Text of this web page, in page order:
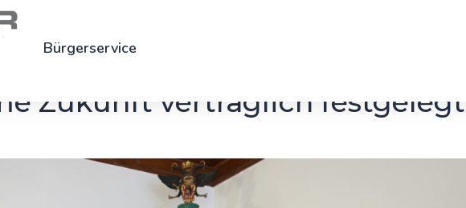
Bürgerservice
Zukunft vertraglich festgelegt